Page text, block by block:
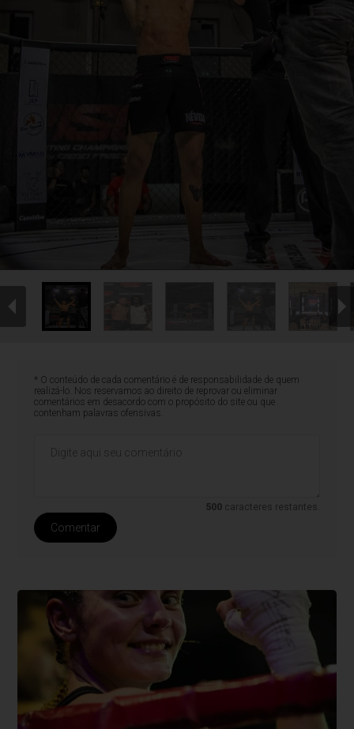
* O conteúdo de cada comentário é de responsabilidade de quem
realizá-lo. Nos reservamos ao direito de reprovar ou eliminar
comentários em desacordo com o propósito do site ou que
contenham palavras ofensivas.
500 caracteres restantes.
Comentar